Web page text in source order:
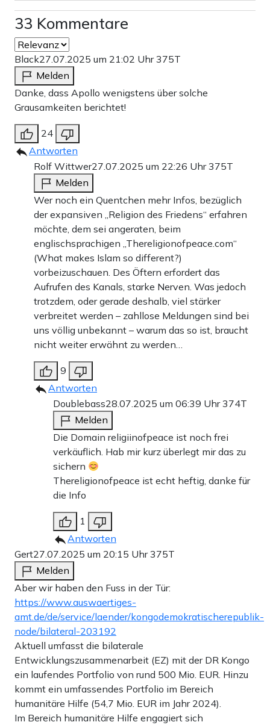
33 Kommentare
Black27.07.2025 um 21:02 Uhr375T
Melden
Danke, dass Apollo wenigstens über solche
Grausamkeiten berichtet!
24
Antworten
Rolf Wittwer27.07.2025 um 22:26 Uhr375T
Melden
Wer noch ein Quentchen mehr Infos, bezüglich
der expansiven „Religion des Friedens“ erfahren
möchte, dem sei angeraten, beim
englischsprachigen „Thereligionofpeace.com“
(What makes Islam so different?)
vorbeizuschauen. Des Öftern erfordert das
Aufrufen des Kanals, starke Nerven. Was jedoch
trotzdem, oder gerade deshalb, viel stärker
verbreitet werden – zahllose Meldungen sind bei
uns völlig unbekannt – warum das so ist, braucht
nicht weiter erwähnt zu werden…
9
Antworten
Doublebass28.07.2025 um 06:39 Uhr374T
Melden
Die Domain religiinofpeace ist noch frei
verkäuflich. Hab mir kurz überlegt mir das zu
sichern
Thereligionofpeace ist echt heftig, danke für
die Info
1
Antworten
Gert27.07.2025 um 20:15 Uhr375T
Melden
Aber wir haben den Fuss in der Tür:
https://www.auswaertiges-
amt.de/de/service/laender/kongodemokratischerepublik-
node/bilateral-203192
Aktuell umfasst die bilaterale
Entwicklungszusammenarbeit (EZ) mit der DR Kongo
ein laufendes Portfolio von rund 500 Mio. EUR. Hinzu
kommt ein umfassendes Portfolio im Bereich
humanitäre Hilfe (54,7 Mio. EUR im Jahr 2024).
Im Bereich humanitäre Hilfe engagiert sich